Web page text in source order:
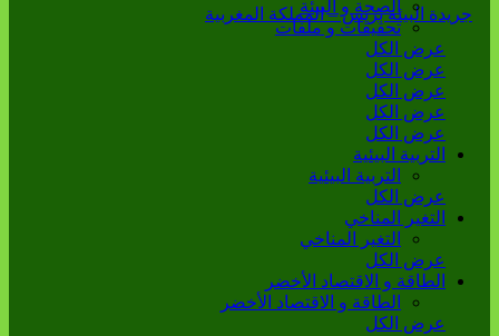
الصحة و البيئة
تحقيقات و ملفات
عرض الكل
عرض الكل
عرض الكل
عرض الكل
عرض الكل
التربية البيئية
التربية البيئية
عرض الكل
التغير المناخي
التغير المناخي
عرض الكل
الطاقة و الاقتصاد الأخضر
الطاقة و الاقتصاد الأخضر
عرض الكل